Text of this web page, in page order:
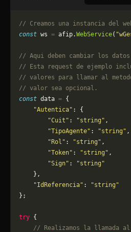
// Creamos una instancia del
const ws = afip.WebService(
// Aqui deben cambiar los
// Esta request de ejemplo
// valores para llamar al
// valor sea opcional.
const data = {
    "Autentica"
: {
        "Cuit"
: "string" ,
        "TipoAgente"
: "string" ,
        "Rol"
: "string" ,
        "Token"
: "string" ,
        "Sign"
:
"string"
    },
    "IdReferencia"
:
"string"
};
try {
// Realizamos la llamada